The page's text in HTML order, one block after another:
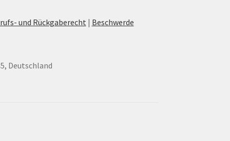
und Rückgaberecht | Beschwerde
Deutschland